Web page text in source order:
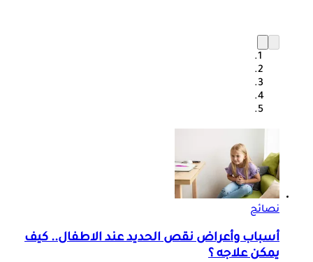
نصائح
أسباب وأعراض نقص الحديد عند الاطفال.. كيف
يمكن علاجه ؟